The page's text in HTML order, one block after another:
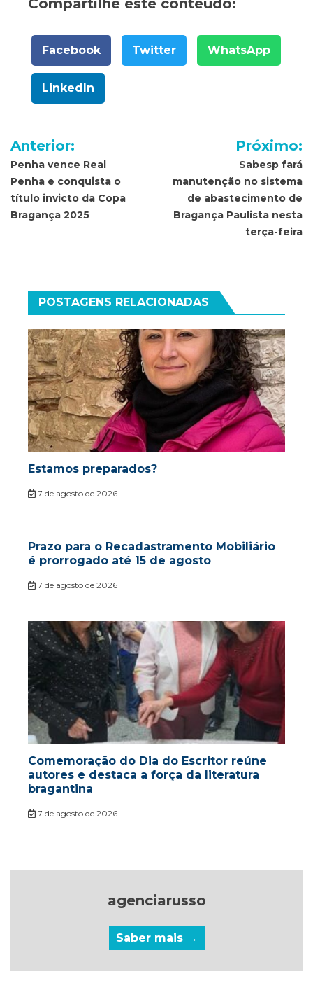
Compartilhe este conteúdo:
Facebook Twitter WhatsApp
LinkedIn
Navegação
de
Post
Anterior:
Penha vence Real
Penha e conquista o
título invicto da Copa
Bragança 2025
Próximo:
Sabesp fará
manutenção no sistema
de abastecimento de
Bragança Paulista nesta
terça-feira
POSTAGENS RELACIONADAS
Estamos preparados?
7 de agosto de 2026
Prazo para o Recadastramento Mobiliário
é prorrogado até 15 de agosto
7 de agosto de 2026
Comemoração do Dia do Escritor reúne
autores e destaca a força da literatura
bragantina
7 de agosto de 2026
agenciarusso
Saber mais →